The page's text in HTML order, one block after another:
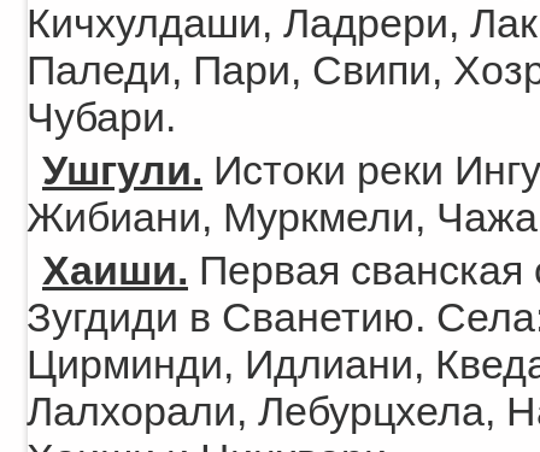
Кичхулдаши, Ладрери,
Паледи, Пари, Свипи,
Чубари.
Ушгули. Истоки реки
Жибиани, Муркмели,
Хаиши. Первая
Зугдиди в Сванетию.
Цирминди, Идлиани,
Лалхорали, Лебурцхела,